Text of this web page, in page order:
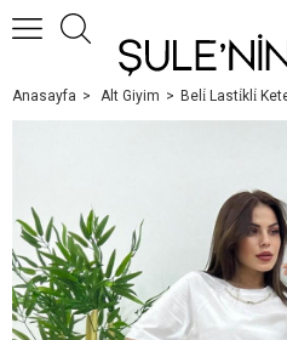
Üye Girişi
Anasayfa Alt Giyim